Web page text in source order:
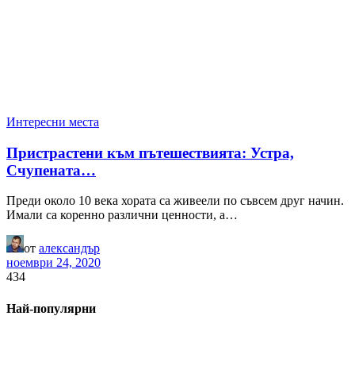
Интересни места
Пристрастени към пътешествията: Устра,
Счупената…
Преди около 10 века хората са живеели по съвсем друг начин.
Имали са коренно различни ценности, а…
от александър
ноември 24, 2020
434
Най-популярни